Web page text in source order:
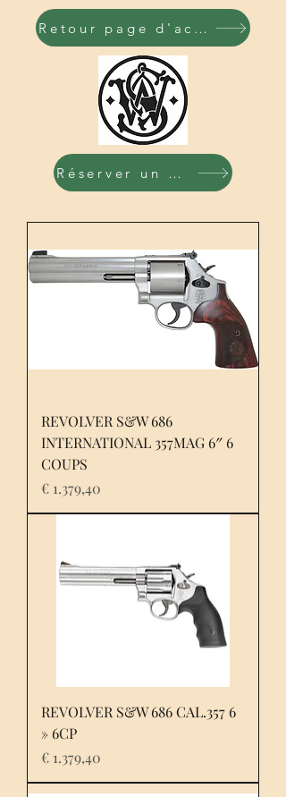
Retour page d'accueil
Réserver un produit
REVOLVER S&W 686
INTERNATIONAL 357MAG 6″ 6
COUPS
Prijs
€ 1.379,40
REVOLVER S&W 686 CAL.357 6
» 6CP
Prijs
€ 1.379,40